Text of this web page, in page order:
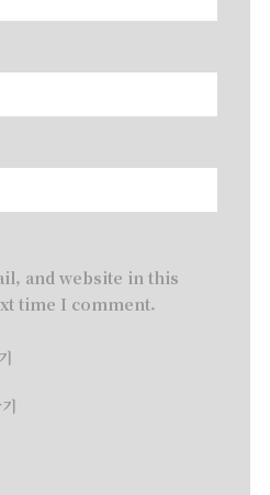
and website in this
time I comment.